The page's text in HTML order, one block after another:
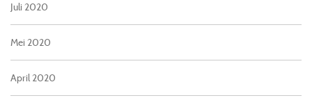
Juli 2020
Mei 2020
April 2020